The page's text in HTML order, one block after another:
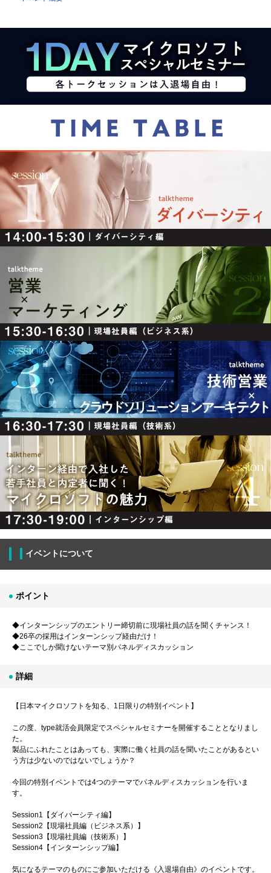
イベントについて
ポイント
◆インターンシップのエントリー締切前に現場社員の話を聞くチャンス！
◆26卒の採用はインターンシップ経由だけ！
◆ここでしか聞けないテーマ別パネルディスカッション
詳細
【日本マイクロソフトを知る、1日限りの特別イベント】
この度、type就活会員限定でスペシャルセミナーを開催することとなりまし
た。
製品にふれたことはあっても、実際に働く社員の話を聞いたことがあるとい
う方は少ないのではないでしょうか？
今回の特別イベントでは4つのテーマでパネルディスカッションを行いま
す。
Session1【ダイバーシティ編】
Session2【現場社員編（ビジネス系）】
Session3【現場社員編（技術系）】
Session4【インターンシップ編】
気になるテーマのものにご参加いただける《入退場自由》のイベントです。